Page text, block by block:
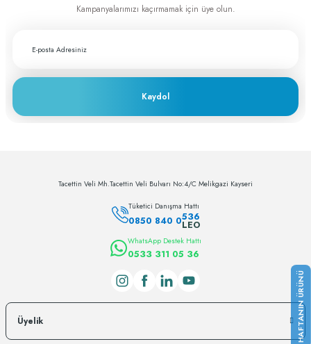
Kampanyalarımızı kaçırmamak için üye olun.
Kaydol
Tacettin Veli Mh.Tacettin Veli Bulvarı No:4/C Melikgazi Kayseri
Tüketici Danışma Hattı
0850 840 0536
LEO
WhatsApp Destek Hattı
0533 311 05 36
Üyelik